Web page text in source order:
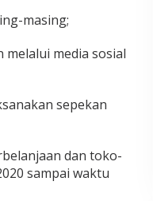
masing;
melalui media sosial
sepekan
dan toko-
sampai waktu